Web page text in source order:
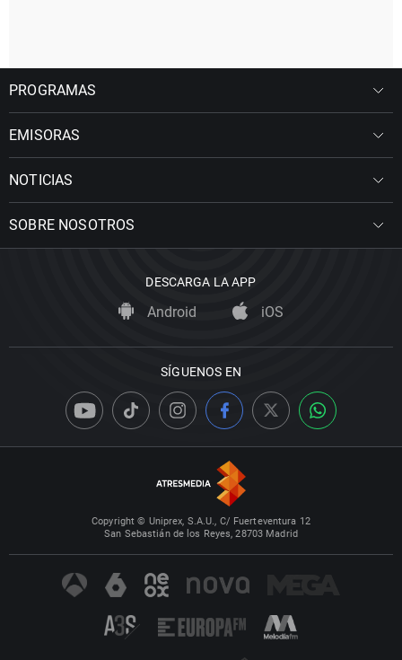
PROGRAMAS
EMISORAS
NOTICIAS
SOBRE NOSOTROS
DESCARGA LA APP
Android iOS
SÍGUENOS EN
Copyright © Uniprex, S.A.U., C/ Fuerteventura 12
San Sebastián de los Reyes, 28703 Madrid